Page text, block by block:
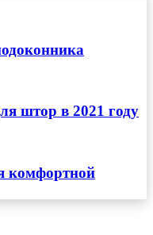
штор в 2021 году
комфортной